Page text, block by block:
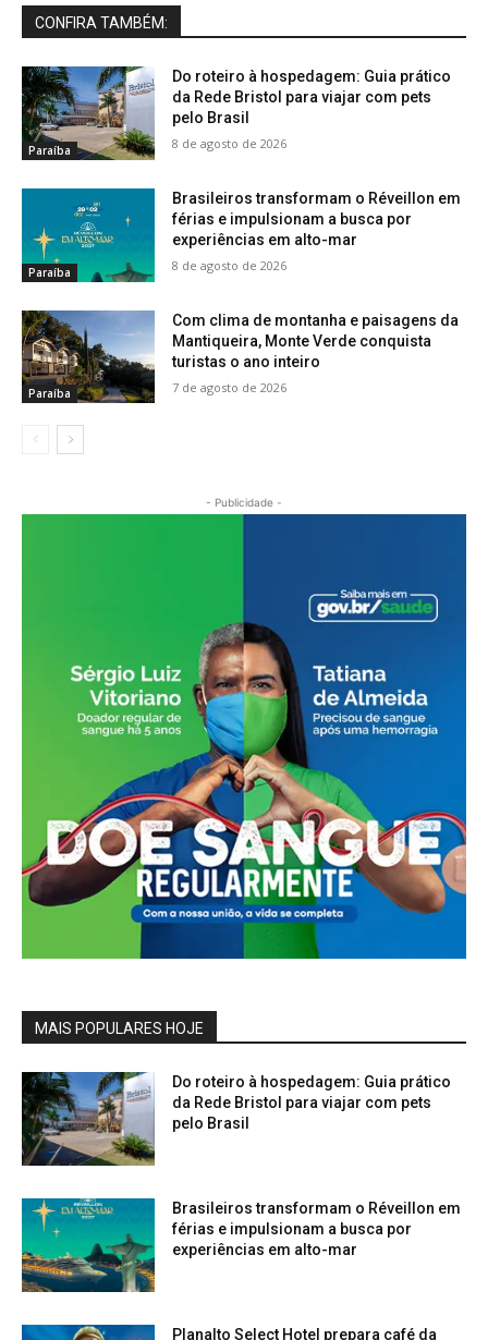
CONFIRA TAMBÉM:
Paraíba
Do roteiro à hospedagem: Guia prático
da Rede Bristol para viajar com pets
pelo Brasil
8 de agosto de 2026
Paraíba
Brasileiros transformam o Réveillon em
férias e impulsionam a busca por
experiências em alto-mar
8 de agosto de 2026
Paraíba
Com clima de montanha e paisagens da
Mantiqueira, Monte Verde conquista
turistas o ano inteiro
7 de agosto de 2026
- Publicidade -
MAIS POPULARES HOJE
Do roteiro à hospedagem: Guia prático
da Rede Bristol para viajar com pets
pelo Brasil
Brasileiros transformam o Réveillon em
férias e impulsionam a busca por
experiências em alto-mar
Planalto Select Hotel prepara café da